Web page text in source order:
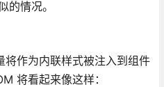
的情况。
作为内联样式被注入到组件
将看起来像这样：